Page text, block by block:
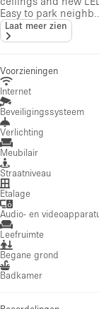
Easy to park neighb...
Laat meer zien
Voorzieningen
Internet
Beveiligingssysteem
Verlichting
Meubilair
Straatniveau
Etalage
Audio- en
Leefruimte
Begane grond
Badkamer